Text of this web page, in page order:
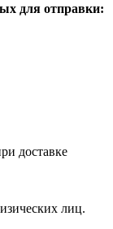
для отправки:
доставке
лиц.